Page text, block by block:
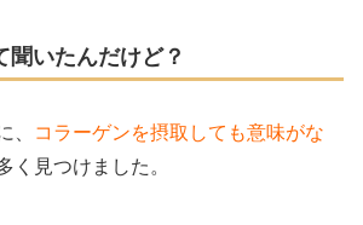
聞いたんだけど？
、
コラーゲンを摂取しても意味がな
く見つけました。